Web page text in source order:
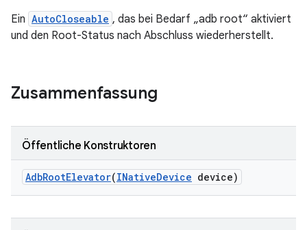
Ein AutoCloseable , das bei Bedarf „adb root“ aktiviert
und den Root-Status nach Abschluss wiederherstellt.
Zusammenfassung
Öffentliche Konstruktoren
AdbRootElevator(INativeDevice device)